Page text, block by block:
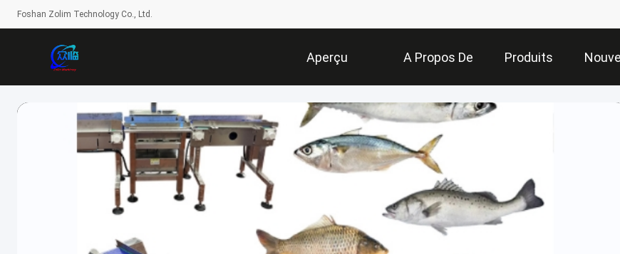
Foshan Zolim Technology Co., Ltd.
Aperçu A Propos De
Nous
Produits